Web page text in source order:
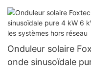
système hors réseau
Onduleur solaire
onde sinusoïdale